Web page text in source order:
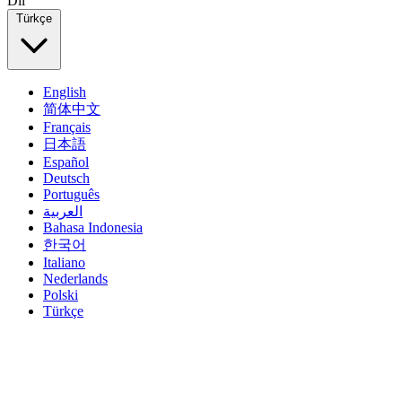
Türkçe
English
简体中文
Français
日本語
Español
Deutsch
Português
العربية
Bahasa Indonesia
한국어
Italiano
Nederlands
Polski
Türkçe